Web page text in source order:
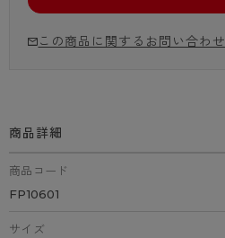
この商品に関するお問い合わせ
商品詳細
商品コード
FP10601
サイズ